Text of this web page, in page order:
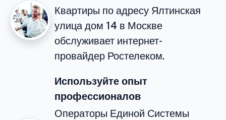
Квартиры по адресу Ялтинская
улица дом 14 в Москве
обслуживает интернет-
провайдер Ростелеком.
Используйте опыт
профессионалов
Операторы Единой Системы